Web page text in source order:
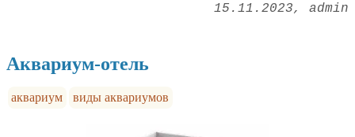
15.11.2023 admin
Аквариум-отель
аквариум виды аквариумов